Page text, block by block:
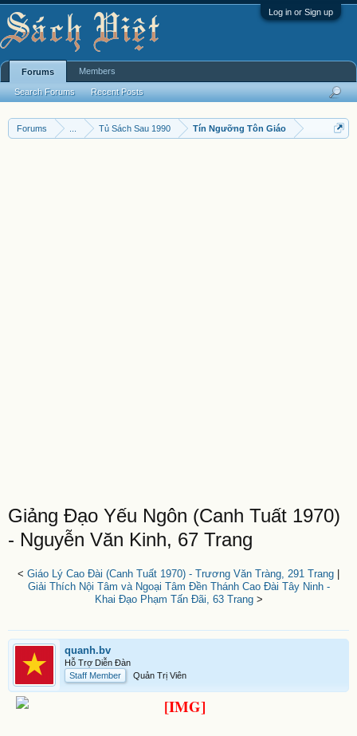
Log in or Sign up
Forums Tủ Sách Sau 1990 Tín Ngưỡng Tôn Giáo
Giảng Đạo Yếu Ngôn (Canh Tuất 1970)
- Nguyễn Văn Kinh, 67 Trang
< Giáo Lý Cao Đài (Canh Tuất 1970) - Trương Văn Tràng, 291 Trang
Giải Thích Nội Tâm và Ngoại Tâm Đền Thánh Cao Đài Tây Ninh -
Khai Đạo Phạm Tấn Đãi, 63 Trang>
quanh.bv
Hỗ Trợ Diễn Đàn
Staff Member
Quản Trị Viên
Forums
Search Forums Recent Posts
Members